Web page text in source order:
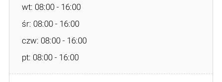
wt: 08:00 - 16:00
śr: 08:00 - 16:00
czw: 08:00 - 16:00
pt: 08:00 - 16:00